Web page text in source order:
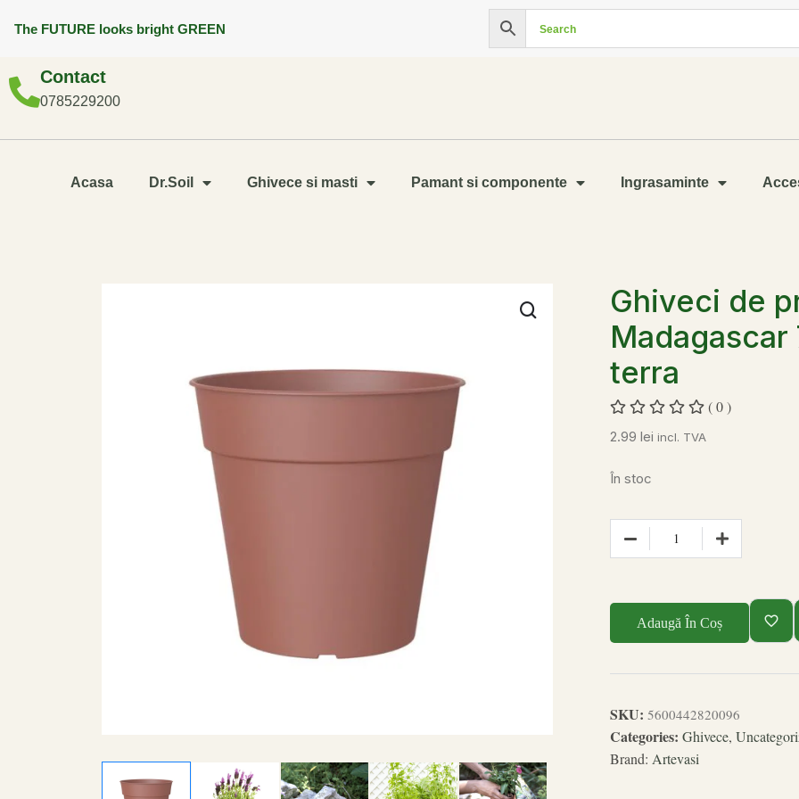
The FUTURE looks bright GREEN
Contact
0785229200
Acasa Dr.Soil Ghivece si masti Pamant si componente Ingrasaminte
Ghiveci de
Madagascar
terra
( 0 )
2.99 lei incl. TVA
În stoc
Adaugă În Coș
SKU: 5600442820096
Categories: Ghivece,
Brand: Artevasi